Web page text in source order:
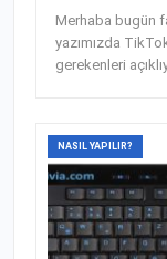
Merhaba bugün
yazımızda
gerekenleri
NASIL YAPILIR?